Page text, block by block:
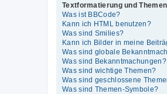
Textformatierung und
Was ist BBCode?
Kann ich HTML benutzen?
Was sind Smilies?
Kann ich Bilder in meine
Was sind globale
Was sind Bekanntmachungen?
Was sind wichtige Themen?
Was sind geschlossene
Was sind Themen-Symbole?